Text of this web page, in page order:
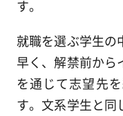
す。
就職を選ぶ学生の
早く、解禁前から
を通じて志望先
す。文系学生と同